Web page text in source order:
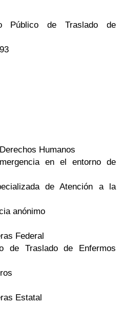
Público de Traslado de
Humanos
en el entorno de
de Atención a la
anónimo
Federal
de Traslado de Enfermos
Estatal